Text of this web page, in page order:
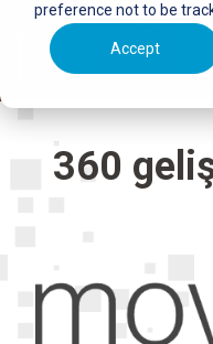
preference not to be
Accept
360